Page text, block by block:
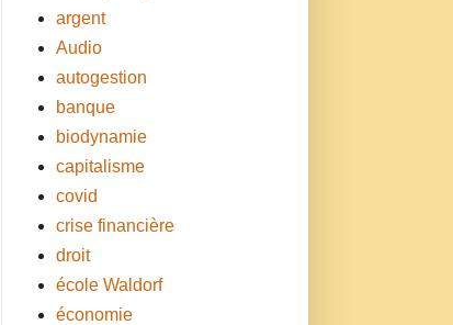
argent
Audio
autogestion
banque
biodynamie
capitalisme
covid
crise financière
droit
école Waldorf
économie